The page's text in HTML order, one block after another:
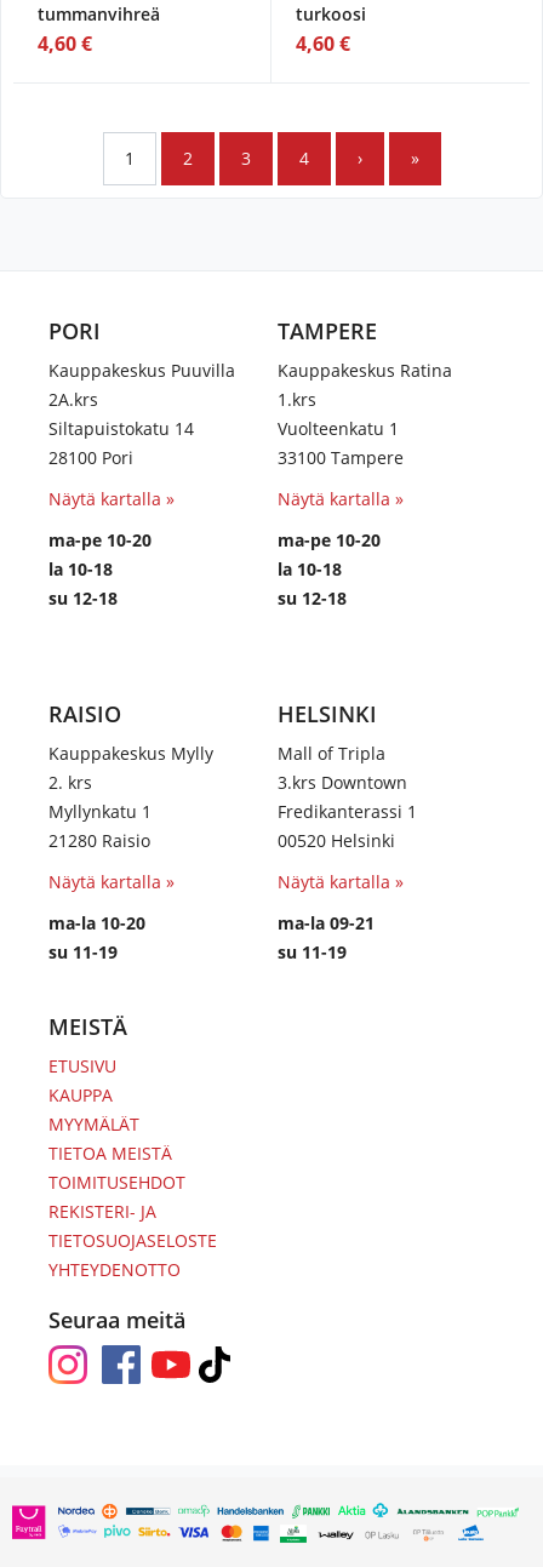
tummanvihreä
4,60 €
turkoosi
4,60 €
1 2 3 4 › »
PORI
Kauppakeskus Puuvilla
2A.krs
Siltapuistokatu 14
28100 Pori
Näytä kartalla »
ma-pe 10-20
la 10-18
su 12-18
TAMPERE
Kauppakeskus Ratina
1.krs
Vuolteenkatu 1
33100 Tampere
Näytä kartalla »
ma-pe 10-20
la 10-18
su 12-18
RAISIO
Kauppakeskus Mylly
2. krs
Myllynkatu 1
21280 Raisio
Näytä kartalla »
ma-la 10-20
su 11-19
HELSINKI
Mall of Tripla
3.krs Downtown
Fredikanterassi 1
00520 Helsinki
Näytä kartalla »
ma-la 09-21
su 11-19
MEISTÄ
ETUSIVU
KAUPPA
MYYMÄLÄT
TIETOA MEISTÄ
TOIMITUSEHDOT
REKISTERI- JA
TIETOSUOJASELOSTE
YHTEYDENOTTO
Seuraa meitä